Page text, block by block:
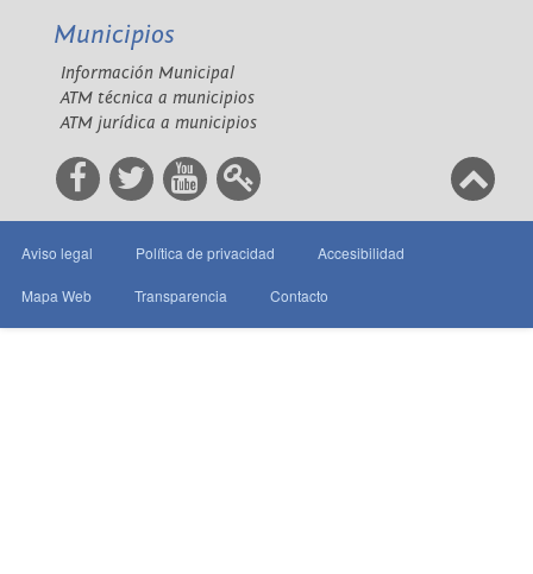
Municipios
Información Municipal
ATM técnica a municipios
ATM jurídica a municipios
Aviso legal Política de privacidad Accesibilidad
Mapa Web Transparencia Contacto